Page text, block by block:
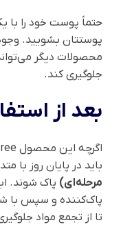
حتماً پوست خود را با
پوستتان بشویید.
محصولات دیگر
جلوگیری کند.
بعد از
باید در پایان روز با متد
مرحله‌ای) پاک شوند.
پاک‌کننده و سپس با
تا از تجمع مواد